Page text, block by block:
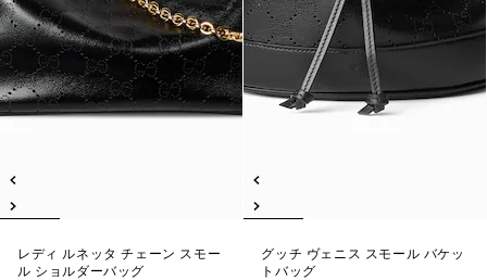
レディ ルネッタ チェーン スモー
ル ショルダーバッグ
グッチ ヴェニス スモール バケッ
トバッグ